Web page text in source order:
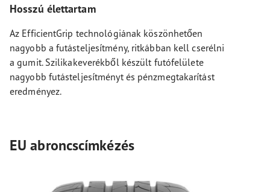
Hosszú élettartam
Az EfficientGrip technológiának köszönhetően
nagyobb a futásteljesítmény, ritkábban kell cserélni
a gumit. Szilikakeverékből készült futófelülete
nagyobb futásteljesítményt és pénzmegtakarítást
eredményez.
EU abroncscímkézés